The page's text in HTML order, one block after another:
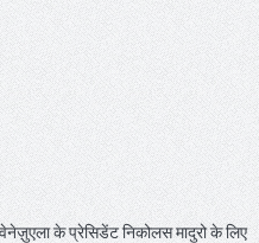
के प्रेसिडेंट निकोलस मादुरो के लिए